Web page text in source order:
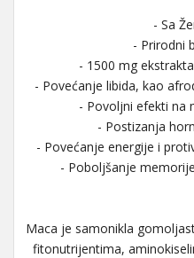
- Sa
- Prirodni
- 1500 mg
- Povećanje libida, kao
- Povoljni efekti na
- Postizanja
- Povećanje energije i
- Poboljšanje
Maca je samonikla
fitonutrijentima,